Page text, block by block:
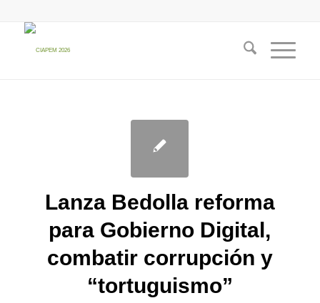
Lanza Bedolla reforma
para Gobierno Digital,
combatir corrupción y
“tortuguismo”